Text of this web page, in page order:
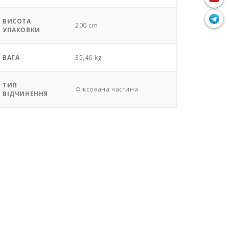
ВИСОТА
УПАКОВКИ
200 cm
ВАГА 35,46 kg
ТИП
ВІДЧИНЕННЯ
Фіксована частина